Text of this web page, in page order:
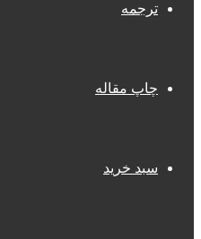
ترجمه
چاپ مقاله
سبد خرید